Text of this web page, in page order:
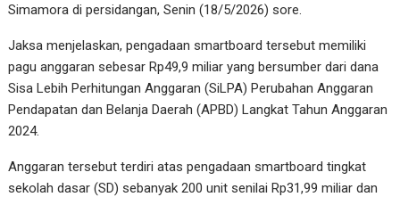
Simamora di persidangan, Senin (18/5/2026) sore.
Jaksa menjelaskan, pengadaan smartboard tersebut memiliki
pagu anggaran sebesar Rp49,9 miliar yang bersumber dari dana
Sisa Lebih Perhitungan Anggaran (SiLPA) Perubahan Anggaran
Pendapatan dan Belanja Daerah (APBD) Langkat Tahun Anggaran
2024.
Anggaran tersebut terdiri atas pengadaan smartboard tingkat
sekolah dasar (SD) sebanyak 200 unit senilai Rp31,99 miliar dan